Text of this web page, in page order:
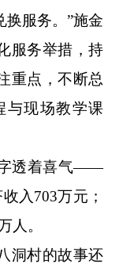
换服务。”施金
服务举措，持
重点，不断总
与现场教学课
透着喜气——
入703万元；
人。
村的故事还